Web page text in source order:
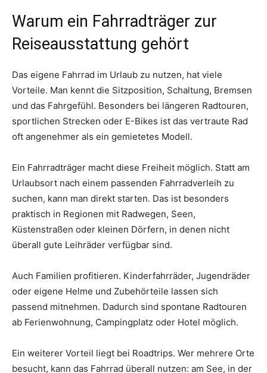
Warum ein Fahrradträger zur
Reiseausstattung gehört
Das eigene Fahrrad im Urlaub zu nutzen, hat viele
Vorteile. Man kennt die Sitzposition, Schaltung, Bremsen
und das Fahrgefühl. Besonders bei längeren Radtouren,
sportlichen Strecken oder E-Bikes ist das vertraute Rad
oft angenehmer als ein gemietetes Modell.
Ein Fahrradträger macht diese Freiheit möglich. Statt am
Urlaubsort nach einem passenden Fahrradverleih zu
suchen, kann man direkt starten. Das ist besonders
praktisch in Regionen mit Radwegen, Seen,
Küstenstraßen oder kleinen Dörfern, in denen nicht
überall gute Leihräder verfügbar sind.
Auch Familien profitieren. Kinderfahrräder, Jugendräder
oder eigene Helme und Zubehörteile lassen sich
passend mitnehmen. Dadurch sind spontane Radtouren
ab Ferienwohnung, Campingplatz oder Hotel möglich.
Ein weiterer Vorteil liegt bei Roadtrips. Wer mehrere Orte
besucht, kann das Fahrrad überall nutzen: am See, in der